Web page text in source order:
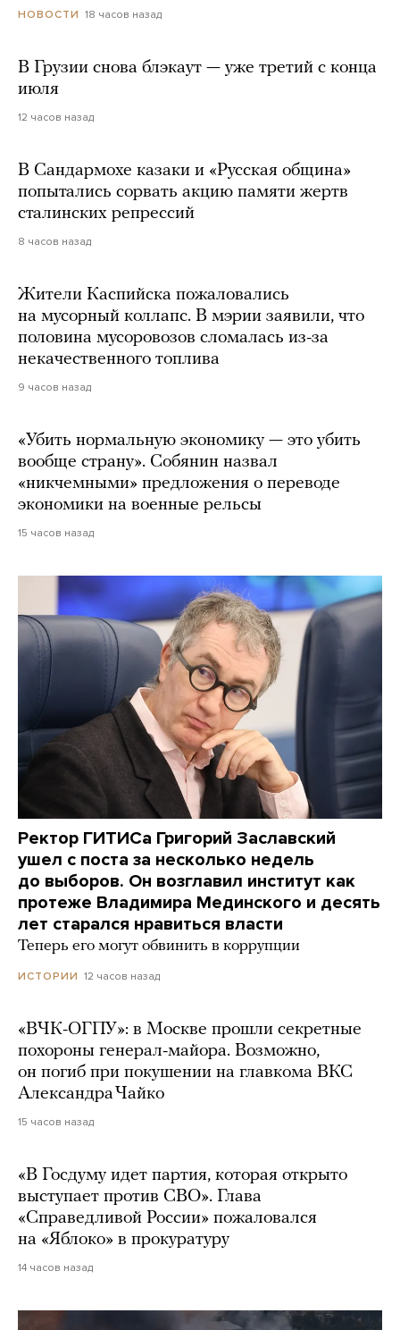
НОВОСТИ 18 часов назад
В Грузии снова блэкаут — уже третий с конца
июля
12 часов назад
В Сандармохе казаки и «Русская община»
попытались сорвать акцию памяти жертв
сталинских репрессий
8 часов назад
Жители Каспийска пожаловались
на мусорный коллапс. В мэрии заявили, что
половина мусоровозов сломалась из-за
некачественного топлива
9 часов назад
«Убить нормальную экономику — это убить
вообще страну». Собянин назвал
«никчемными» предложения о переводе
экономики на военные рельсы
15 часов назад
Ректор ГИТИСа Григорий Заславский
ушел с поста за несколько недель
до выборов. Он возглавил институт как
протеже Владимира Мединского и десять
лет старался нравиться власти
Теперь его могут обвинить в коррупции
ИСТОРИИ 12 часов назад
«ВЧК-ОГПУ»: в Москве прошли секретные
похороны генерал-майора. Возможно,
он погиб при покушении на главкома ВКС
Александра Чайко
15 часов назад
«В Госдуму идет партия, которая открыто
выступает против СВО». Глава
«Справедливой России» пожаловался
на «Яблоко» в прокуратуру
14 часов назад